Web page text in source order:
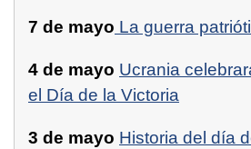
7 de mayo La guerra
4 de mayo Ucrania
el Día de la Victoria
3 de mayo Historia del día